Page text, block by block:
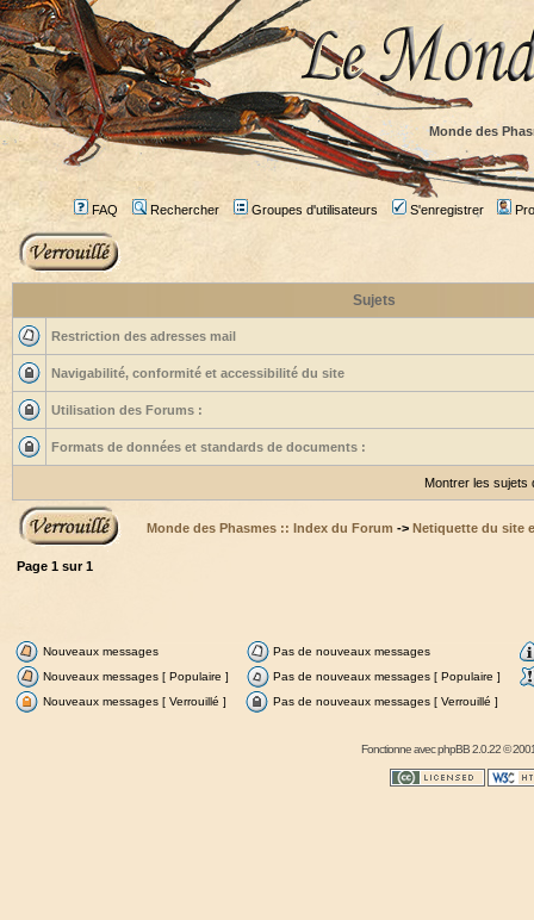
Monde des
FAQ Rechercher Groupes d'utilisateurs S'enregistrer
Sujets
Restriction des adresses mail
Navigabilité, conformité et accessibilité du site
Utilisation des Forums :
Formats de données et standards de documents :
Montrer les sujets
Monde des Phasmes :: Index du Forum -> Netiquette du site
Page 1 sur1
Nouveaux messages
Pas de nouveaux messages
Nouveaux messages [ Populaire ]
Pas de nouveaux messages [ Populaire ]
Nouveaux messages [ Verrouillé ]
Pas de nouveaux messages [ Verrouillé ]
Fonctionne avecphpBB2.0.22 ©